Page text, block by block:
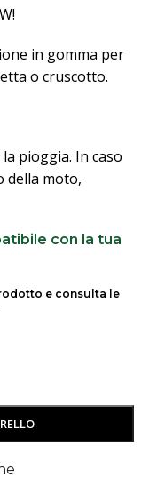
in gomma per
o cruscotto.
pioggia. In caso
della moto,
con la tua
e consulta le